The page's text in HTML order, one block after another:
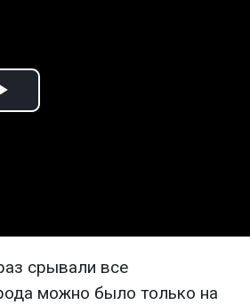
Play
срывали все
можно было только на